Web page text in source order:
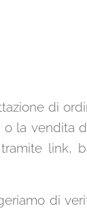
di
o la vendita
link,
di